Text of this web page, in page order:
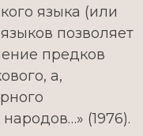
языка (или
позволяет
предков
а,
(1976).